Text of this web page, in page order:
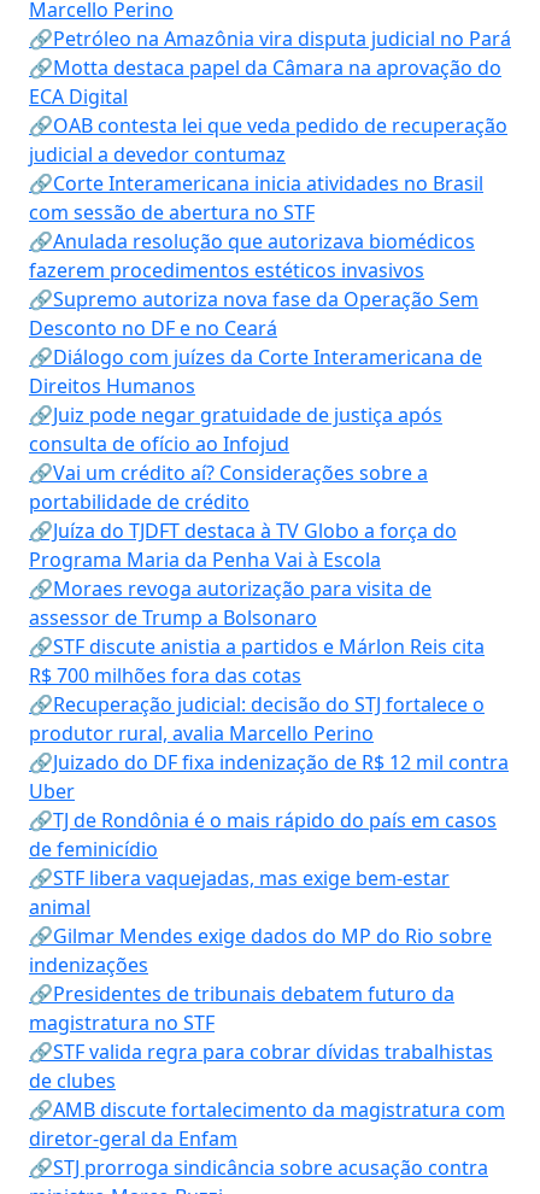
Marcello Perino
🔗Petróleo na Amazônia vira disputa judicial no Pará
🔗Motta destaca papel da Câmara na aprovação do
ECA Digital
🔗OAB contesta lei que veda pedido de recuperação
judicial a devedor contumaz
🔗Corte Interamericana inicia atividades no Brasil
com sessão de abertura no STF
🔗Anulada resolução que autorizava biomédicos
fazerem procedimentos estéticos invasivos
🔗Supremo autoriza nova fase da Operação Sem
Desconto no DF e no Ceará
🔗Diálogo com juízes da Corte Interamericana de
Direitos Humanos
🔗Juiz pode negar gratuidade de justiça após
consulta de ofício ao Infojud
🔗Vai um crédito aí? Considerações sobre a
portabilidade de crédito
🔗Juíza do TJDFT destaca à TV Globo a força do
Programa Maria da Penha Vai à Escola
🔗Moraes revoga autorização para visita de
assessor de Trump a Bolsonaro
🔗STF discute anistia a partidos e Márlon Reis cita
R$ 700 milhões fora das cotas
🔗Recuperação judicial: decisão do STJ fortalece o
produtor rural, avalia Marcello Perino
🔗Juizado do DF fixa indenização de R$ 12 mil contra
Uber
🔗TJ de Rondônia é o mais rápido do país em casos
de feminicídio
🔗STF libera vaquejadas, mas exige bem-estar
animal
🔗Gilmar Mendes exige dados do MP do Rio sobre
indenizações
🔗Presidentes de tribunais debatem futuro da
magistratura no STF
🔗STF valida regra para cobrar dívidas trabalhistas
de clubes
🔗AMB discute fortalecimento da magistratura com
diretor-geral da Enfam
🔗STJ prorroga sindicância sobre acusação contra